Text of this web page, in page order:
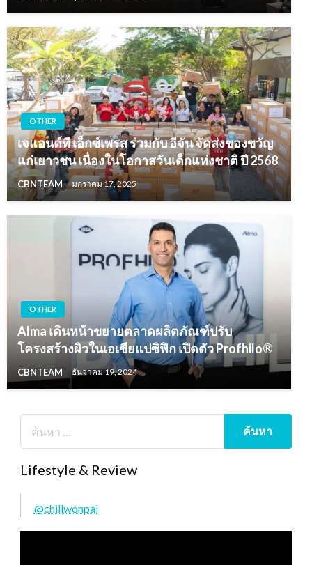
OTHER
เจแอนด์ที เอ็กซ์เพรส ร่วมกับ อีจัน จัดส่งของขวัญ
แก่เยาวชน เนื่องในโอกาสวันเด็กแห่งชาติ ปี 2568
CBNTEAM มกราคม 17, 2025
OTHER
Alma เดินหน้าขยายตลาดผลิตภัณฑ์ปรับ
โครงสร้างผิวในเอเชียแปซิฟิก เปิดตัว Profhilo®
CBNTEAM ธันวาคม 19, 2024
Lifestyle & Review
@chillwonpai